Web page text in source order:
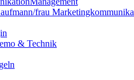
frau
& Technik